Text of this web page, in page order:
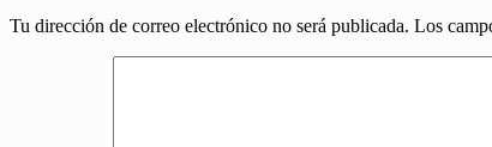
Tu dirección de correo electrónico no será publicada. Los